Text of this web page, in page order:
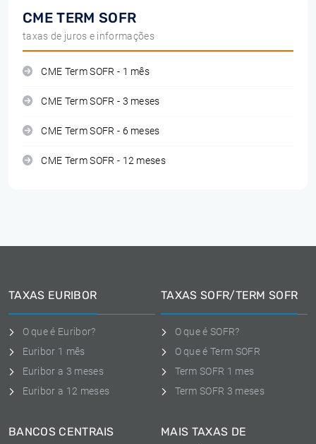
CME TERM SOFR
taxas de juros e informações
CME Term SOFR - 1 mês
CME Term SOFR - 3 meses
CME Term SOFR - 6 meses
CME Term SOFR - 12 meses
TAXAS EURIBOR
O que é Euribor?
Euribor 1 mês
Euribor a 3 meses
Euribor a 12 meses
TAXAS SOFR/TERM SOFR
O que é SOFR?
O que é Term SOFR
Term SOFR 1 mes
Term SOFR 3 meses
BANCOS CENTRAIS
MAIS TAXAS DE